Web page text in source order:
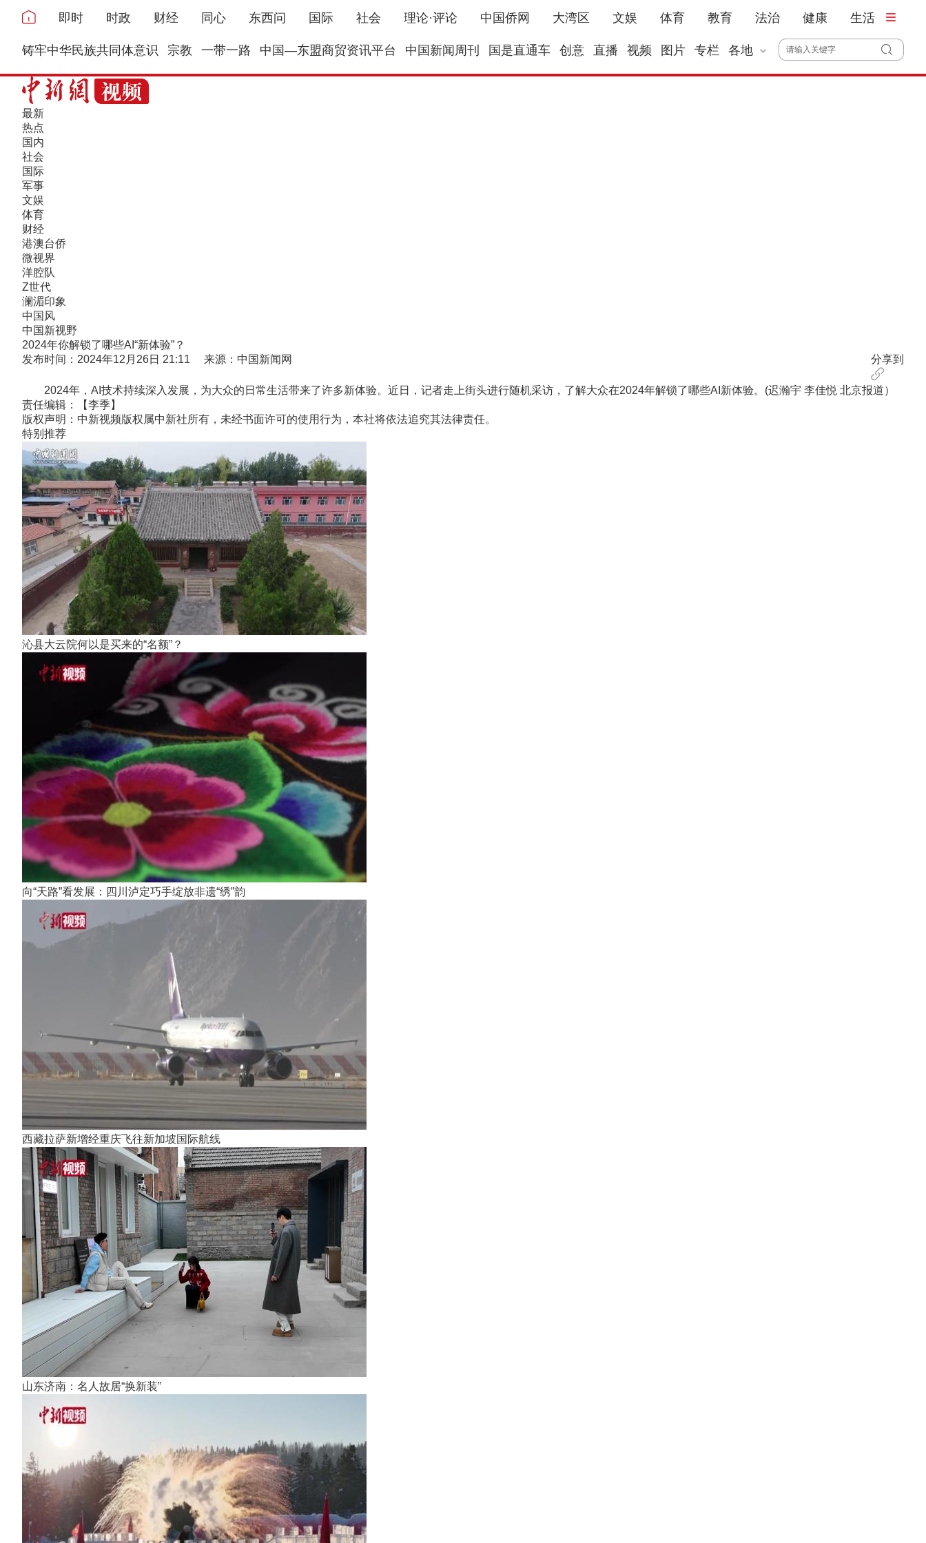
即时 时政 财经 同心 东西问 国际 社会 理论·评论 中国侨网 大湾区 文娱 体育 教育 法治 健康 生活
铸牢中华民族共同体意识 宗教 一带一路 中国—东盟商贸资讯平台 中国新闻周刊 国是直通车 创意 直播 视频 图片 专栏 各地
最新
热点
国内
社会
国际
军事
文娱
体育
财经
港澳台侨
微视界
洋腔队
Z世代
澜湄印象
中国风
中国新视野
2024年你解锁了哪些AI“新体验”？
发布时间：2024年12月26日 21:11 来源：中国新闻网
分享到
2024年，AI技术持续深入发展，为大众的日常生活带来了许多新体验。近日，记者走上街头进行随机采访，了解大众在2024年解锁了哪些AI新体验。(迟瀚宇 李佳悦 北京报道）
责任编辑：【李季】
版权声明：中新视频版权属中新社所有，未经书面许可的使用行为，本社将依法追究其法律责任。
特别推荐
沁县大云院何以是买来的“名额”？
向“天路”看发展：四川泸定巧手绽放非遗“绣”韵
西藏拉萨新增经重庆飞往新加坡国际航线
山东济南：名人故居“换新装”